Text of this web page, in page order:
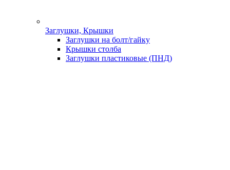
Заглушки, Крышки
Заглушки на болт/гайку
Крышки столба
Заглушки пластиковые (ПНД)